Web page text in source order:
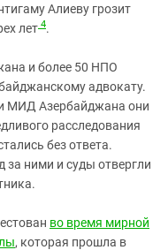
Алиеву грозит
лет 4.
и более 50 НПО
адвокату.
МИД Азербайджана они
расследования
без ответа.
за ними и суды отвергли
во время мирной
, которая прошла в